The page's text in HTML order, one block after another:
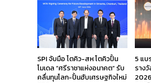
SPI จับมือ โตคิว-สห โตคิวปั้น
โมเดล “ศรีราชาแห่งอนาคต” รับ
คลื่นทุนโลก-ปั้นฮับเศรษฐกิจใหม่
5 แ
ราง